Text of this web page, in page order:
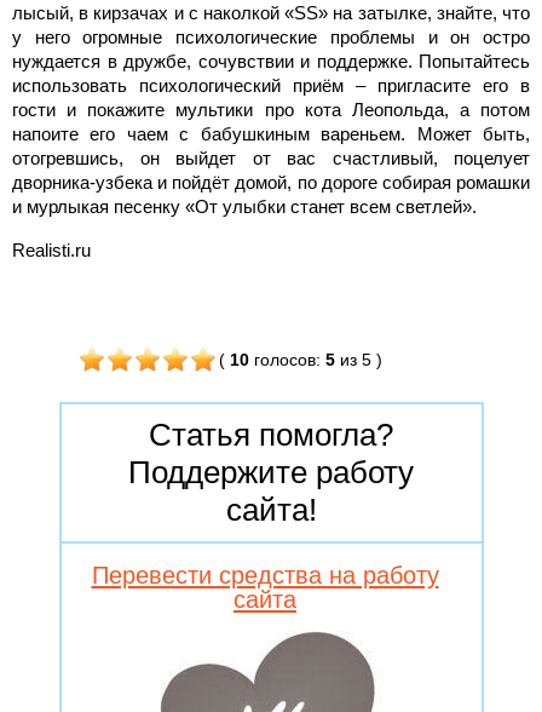
лысый, в кирзачах и с наколкой «SS» на затылке, знайте, что
у него огромные психологические проблемы и он остро
нуждается в дружбе, сочувствии и поддержке. Попытайтесь
использовать психологический приём – пригласите его в
гости и покажите мультики про кота Леопольда, а потом
напоите его чаем с бабушкиным вареньем. Может быть,
отогревшись, он выйдет от вас счастливый, поцелует
дворника-узбека и пойдёт домой, по дороге собирая ромашки
и мурлыкая песенку «От улыбки станет всем светлей».
Realisti.ru
( 10 голосов: 5из 5)
Статья помогла?
Поддержите работу
сайта!
Перевести средства на работу
сайта